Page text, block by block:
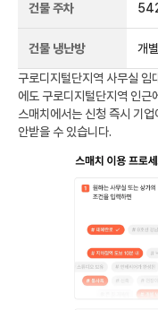
건물 주차
건물 냉난방 개
구로디지털단지역 사무실 임
에도 구로디지털단지역 인근
스매치에서는 신청 즉시 기
안받을 수 있습니다.